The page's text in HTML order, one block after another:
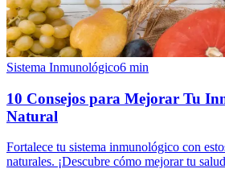
Sistema Inmunológico6 min
10 Consejos para Mejorar Tu
Natural
Fortalece tu sistema inmunológico con
naturales. ¡Descubre cómo mejorar tu